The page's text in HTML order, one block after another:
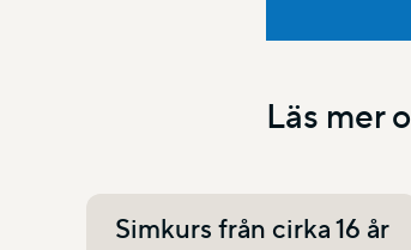
Läs mer
Simkurs från cirka 16 år